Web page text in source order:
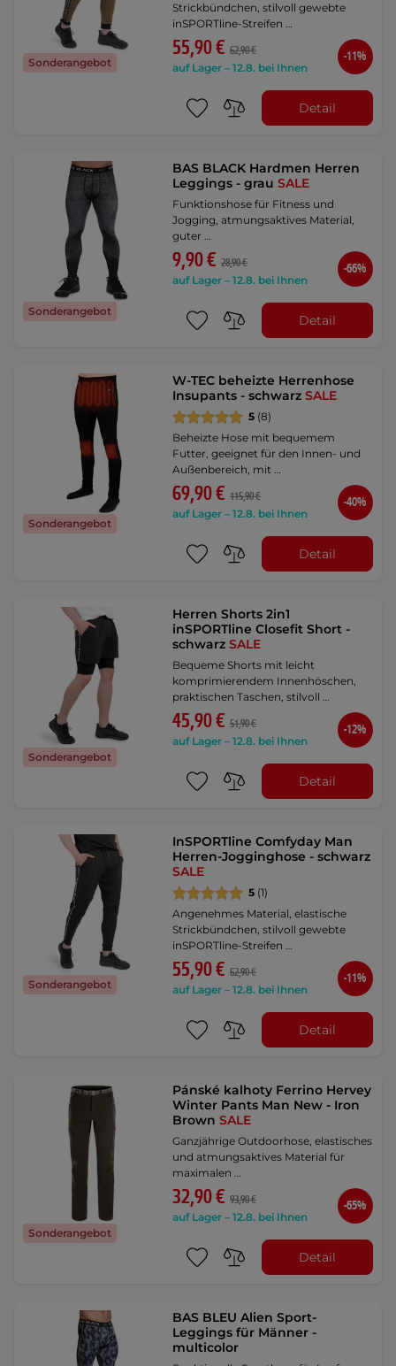
Sonderangebot
Strickbündchen, stilvoll gewebte
inSPORTline-Streifen …
55,90 € 62,90 €
auf Lager – 12.8. bei Ihnen
-11%
Detail
Sonderangebot
BAS BLACK Hardmen Herren
Leggings - grauSALE
Funktionshose für Fitness und
Jogging, atmungsaktives Material,
guter …
9,90 € 28,90 €
auf Lager – 12.8. bei Ihnen
-66%
Detail
Sonderangebot
W-TEC beheizte Herrenhose
Insupants - schwarzSALE
5 (8)
Beheizte Hose mit bequemem
Futter, geeignet für den Innen- und
Außenbereich, mit …
69,90 € 115,90 €
auf Lager – 12.8. bei Ihnen
-40%
Detail
Sonderangebot
Herren Shorts 2in1
inSPORTline Closefit Short -
schwarzSALE
Bequeme Shorts mit leicht
komprimierendem Innenhöschen,
praktischen Taschen, stilvoll …
45,90 € 51,90 €
auf Lager – 12.8. bei Ihnen
-12%
Detail
Sonderangebot
InSPORTline Comfyday Man
Herren-Jogginghose - schwarz
SALE
5 (1)
Angenehmes Material, elastische
Strickbündchen, stilvoll gewebte
inSPORTline-Streifen …
55,90 € 62,90 €
auf Lager – 12.8. bei Ihnen
-11%
Detail
Sonderangebot
Pánské kalhoty Ferrino Hervey
Winter Pants Man New - Iron
BrownSALE
Ganzjährige Outdoorhose, elastisches
und atmungsaktives Material für
maximalen …
32,90 € 93,90 €
auf Lager – 12.8. bei Ihnen
-65%
Detail
BAS BLEU Alien Sport-
Leggings für Männer -
multicolor